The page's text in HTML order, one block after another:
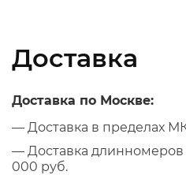
Доставка
Доставка по Москве:
— Доставка в пределах
— Доставка
000 руб.